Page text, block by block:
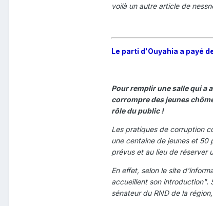
voilà un autre article de
Le parti d'Ouyahia a payé
Pour remplir une salle qui a
corrompre des jeunes
rôle du public !
Les pratiques de corruption
une centaine de jeunes et 50
prévus et au lieu de réserver
En effet, selon le site
accueillent son introduction".
sénateur du RND de la